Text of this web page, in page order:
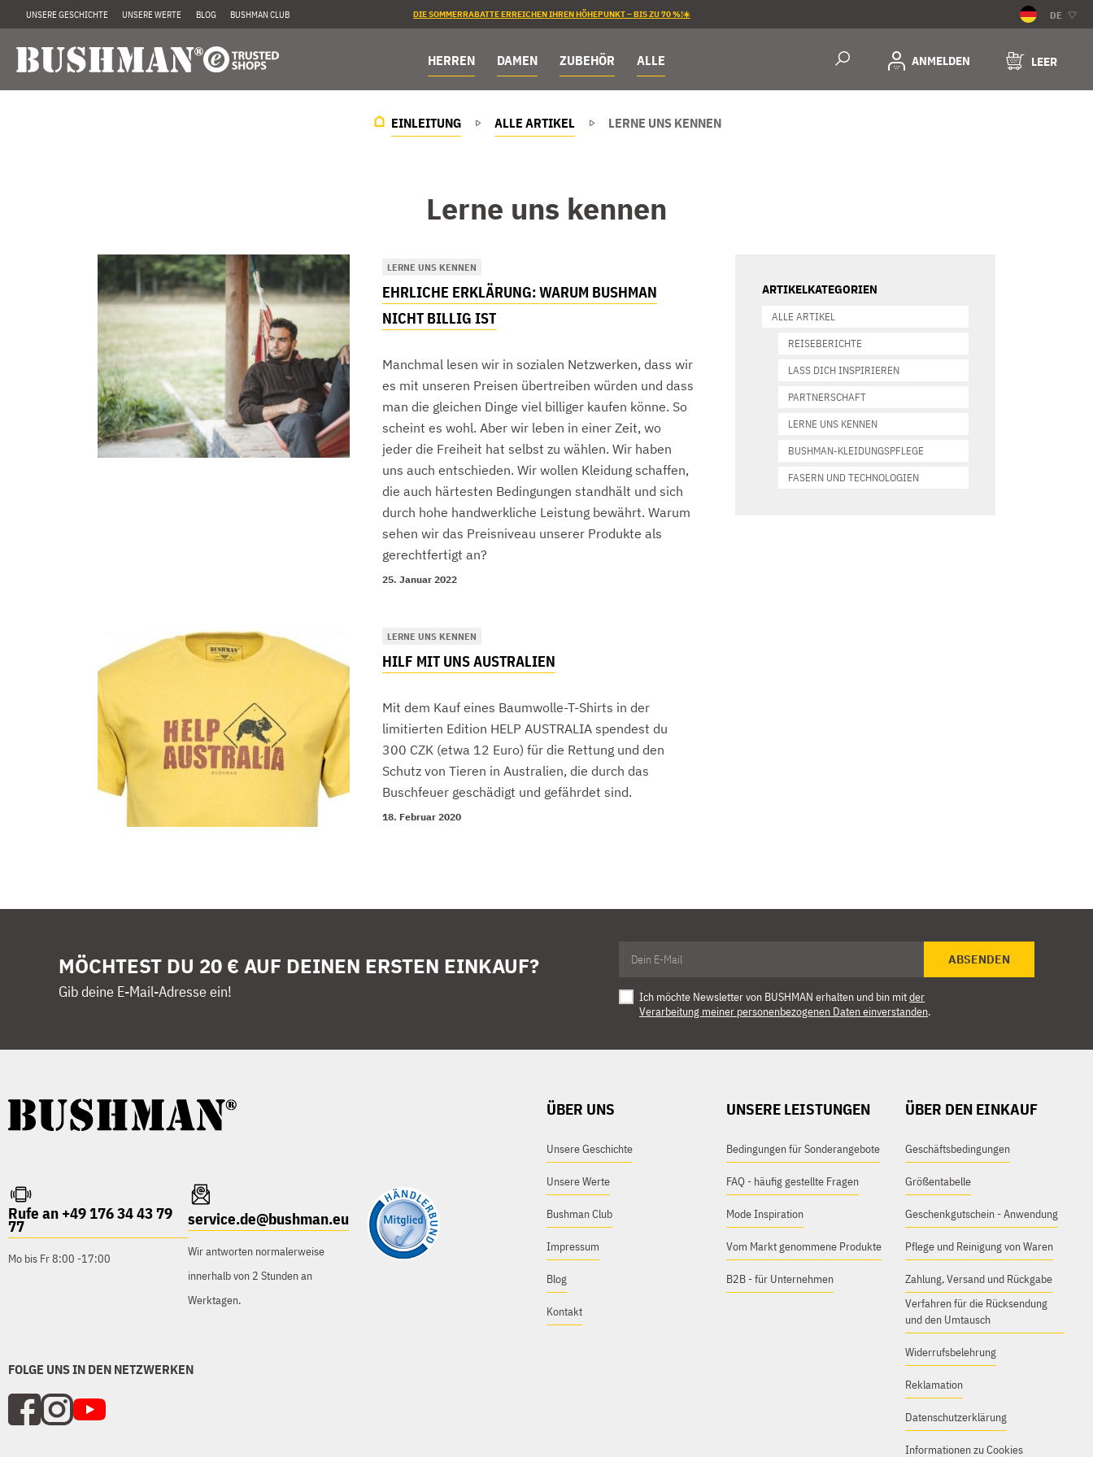
UNSERE GESCHICHTE UNSERE WERTE BLOG BUSHMAN CLUB DIE SOMMERRABATTE ERREICHEN IHREN HÖHEPUNKT – BIS ZU 70 %!☀️ DE
HERREN DAMEN ZUBEHÖR ALLE ANMELDEN LEER
EINLEITUNG ALLE ARTIKEL LERNE UNS KENNEN
Lerne uns kennen
LERNE UNS KENNEN
EHRLICHE ERKLÄRUNG: WARUM BUSHMAN
NICHT BILLIG IST
Manchmal lesen wir in sozialen Netzwerken, dass wir
es mit unseren Preisen übertreiben würden und dass
man die gleichen Dinge viel billiger kaufen könne. So
scheint es wohl. Aber wir leben in einer Zeit, wo
jeder die Freiheit hat selbst zu wählen. Wir haben
uns auch entschieden. Wir wollen Kleidung schaffen,
die auch härtesten Bedingungen standhält und sich
durch hohe handwerkliche Leistung bewährt. Warum
sehen wir das Preisniveau unserer Produkte als
gerechtfertigt an?
25. Januar 2022
LERNE UNS KENNEN
HILF MIT UNS AUSTRALIEN
Mit dem Kauf eines Baumwolle-T-Shirts in der
limitierten Edition HELP AUSTRALIA spendest du
300 CZK (etwa 12 Euro) für die Rettung und den
Schutz von Tieren in Australien, die durch das
Buschfeuer geschädigt und gefährdet sind.
18. Februar 2020
ARTIKELKATEGORIEN
ALLE ARTIKEL
REISEBERICHTE
LASS DICH INSPIRIEREN
PARTNERSCHAFT
LERNE UNS KENNEN
BUSHMAN-KLEIDUNGSPFLEGE
FASERN UND TECHNOLOGIEN
MÖCHTEST DU 20 € AUF DEINEN ERSTEN EINKAUF?
Gib deine E-Mail-Adresse ein!
ABSENDEN
Ich möchte Newsletter von BUSHMAN erhalten und bin mitder
Verarbeitung meiner personenbezogenen Daten einverstanden.
Rufe an +49 176 34 43 79
77
Mo bis Fr 8:00 -17:00
service.de@bushman.eu
Wir antworten normalerweise
innerhalb von 2 Stunden an
Werktagen.
FOLGE UNS IN DEN NETZWERKEN
ÜBER UNS
Unsere Geschichte
Unsere Werte
Bushman Club
Impressum
Blog
Kontakt
UNSERE LEISTUNGEN
Bedingungen für Sonderangebote
FAQ - häufig gestellte Fragen
Mode Inspiration
Vom Markt genommene Produkte
B2B - für Unternehmen
ÜBER DEN EINKAUF
Geschäftsbedingungen
Größentabelle
Geschenkgutschein - Anwendung
Pflege und Reinigung von Waren
Zahlung, Versand und Rückgabe
Verfahren für die Rücksendung
und den Umtausch
Widerrufsbelehrung
Reklamation
Datenschutzerklärung
Informationen zu Cookies